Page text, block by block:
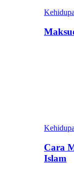
Cara
Islam